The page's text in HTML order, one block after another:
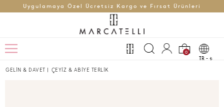
Uygulamaya Özel Ücretsiz Kargo ve Fırsat Ürünleri
0
TR - t
GELİN & DAVET | ÇEYİZ & ABİYE TERLİK